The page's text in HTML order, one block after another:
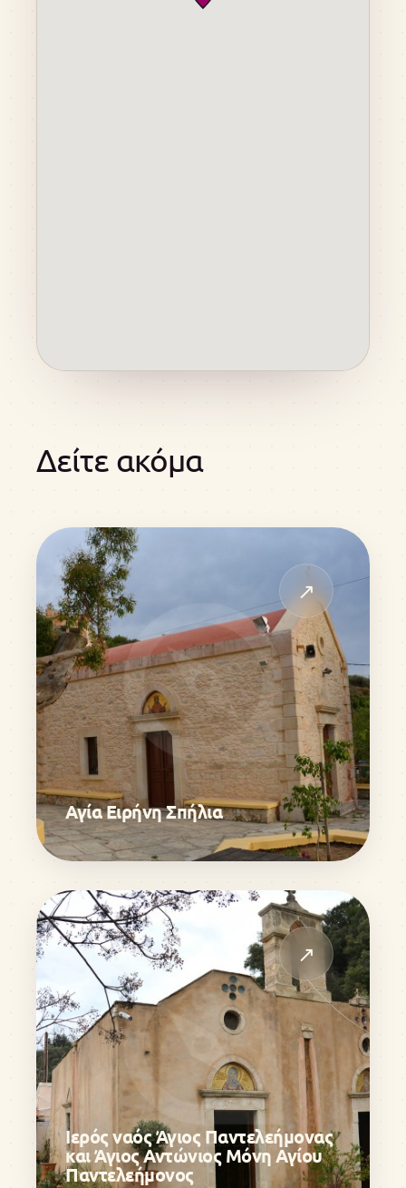
Δείτε ακόμα
↗
Αγία Ειρήνη Σπήλια
↗
Ιερός ναός Άγιος Παντελεήμονας
και Άγιος Αντώνιος Μόνη Αγίου
Παντελεήμονος